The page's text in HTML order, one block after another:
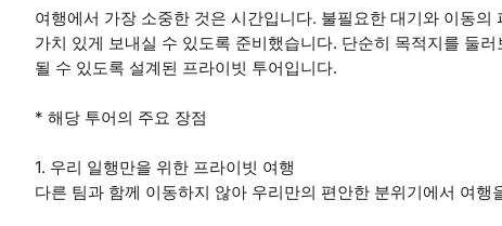
여행에서 가장 소중한 것은 시간입니다. 불필요한 대기와 이동
가치 있게 보내실 수 있도록 준비했습니다. 단순히 목적지를 둘
될 수 있도록 설계된 프라이빗 투어입니다.
* 해당 투어의 주요 장점
1. 우리 일행만을 위한 프라이빗 여행
다른 팀과 함께 이동하지 않아 우리만의 편안한 분위기에서 여행